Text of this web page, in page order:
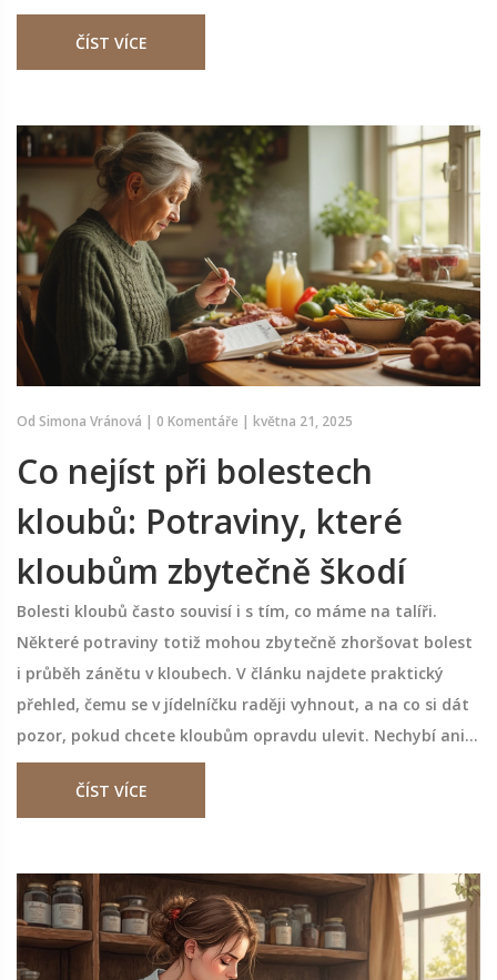
ČÍST VÍCE
Od Simona Vránová | 0 Komentáře | května 21, 2025
Co nejíst při bolestech
kloubů: Potraviny, které
kloubům zbytečně škodí
Bolesti kloubů často souvisí i s tím, co máme na talíři.
Některé potraviny totiž mohou zbytečně zhoršovat bolest
i průběh zánětu v kloubech. V článku najdete praktický
přehled, čemu se v jídelníčku raději vyhnout, a na co si dát
pozor, pokud chcete kloubům opravdu ulevit. Nechybí ani
tipy, jak v jídelníčku podpořit tvorbu kolagenu a co naopak
může péči o klouby zkomplikovat. Jasné rady a konkrétní
ČÍST VÍCE